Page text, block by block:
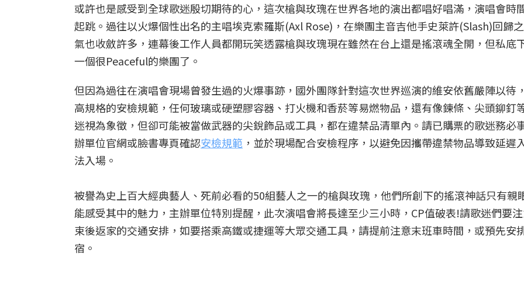
或許也是感受到全球歌迷殷切期待的心，這次槍與玫瑰在世界各地的演出都唱好唱滿，演唱會時
起跳。過往以火爆個性出名的主唱埃克索羅斯(Axl Rose)，在樂團主音吉他手史萊許(Slash)回歸
氣也收斂許多，連幕後工作人員都開玩笑透露槍與玫瑰現在雖然在台上還是搖滾魂全開，但私底
一個很Peaceful的樂團了。
但因為過往在演唱會現場曾發生過的火爆事跡，國外團隊針對這次世界巡演的維安依舊嚴陣以待
高規格的安檢規範，任何玻璃或硬塑膠容器、打火機和香菸等易燃物品，還有像鍊條、尖頭鉚釘
迷視為象徵，但卻可能被當做武器的尖銳飾品或工具，都在違禁品清單內。請已購票的歌迷務必
辦單位官網或臉書專頁確認安檢規範 ，並於現場配合安檢程序，以避免因攜帶違禁物品導致延遲
法入場。
被譽為史上百大經典藝人、死前必看的50組藝人之一的槍與玫瑰，他們所創下的搖滾神話只有親
能感受其中的魅力，主辦單位特別提醒，此次演唱會將長達至少三小時，CP值破表!請歌迷們要
束後返家的交通安排，如要搭乘高鐵或捷運等大眾交通工具，請提前注意末班車時間，或預先安
宿。